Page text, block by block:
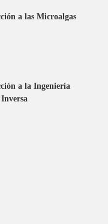
a las Microalgas
a la Ingeniería